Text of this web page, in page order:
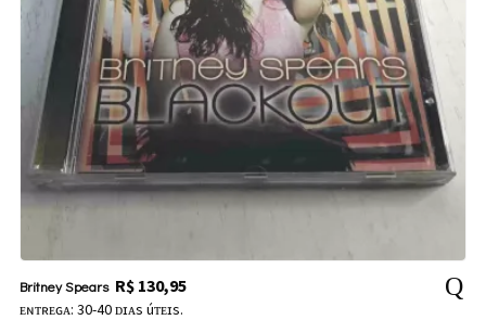
Britney Spears R$130,95
ᴇɴᴛʀᴇɢᴀ: 30-40 ᴅɪᴀs úᴛᴇɪs.